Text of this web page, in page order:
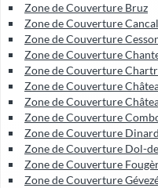
Zone de Couverture Bruz
Zone de Couverture
Zone de Couverture
Zone de Couverture
Zone de Couverture
Zone de Couverture
Zone de Couverture
Zone de Couverture
Zone de Couverture Dinard
Zone de Couverture Dol-
Zone de Couverture
Zone de Couverture